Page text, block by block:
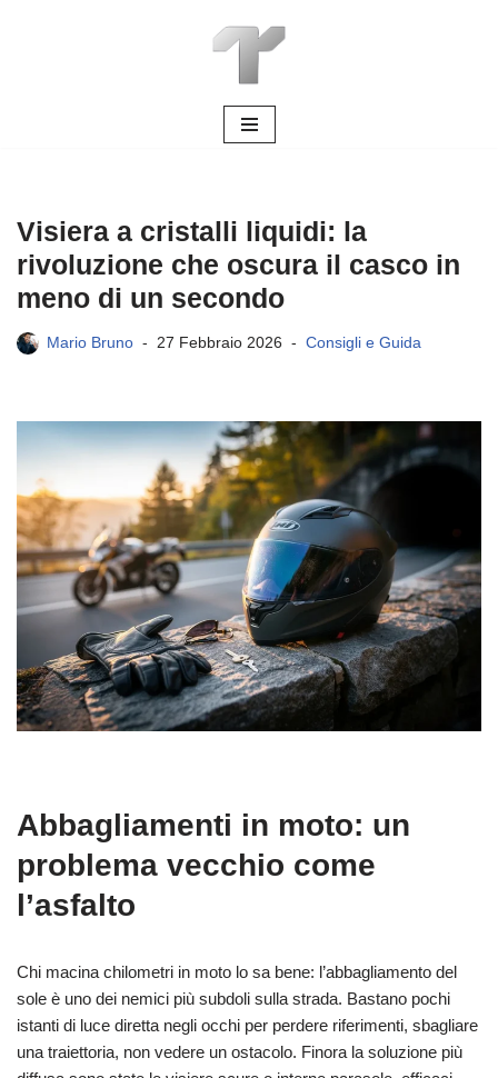
Visiera a cristalli liquidi: la
rivoluzione che oscura il casco in
meno di un secondo
Mario Bruno 27 Febbraio 2026 Consigli e Guida
Abbagliamenti in moto: un
problema vecchio come
l’asfalto
Chi macina chilometri in moto lo sa bene: l’abbagliamento del
sole è uno dei nemici più subdoli sulla strada. Bastano pochi
istanti di luce diretta negli occhi per perdere riferimenti, sbagliare
una traiettoria, non vedere un ostacolo. Finora la soluzione più